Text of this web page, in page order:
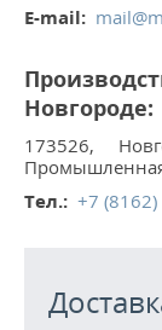
Изготовление
Услуги
Фрезеровка ЧПУ
...
КОНТАКТЫ
E-mail:
Новгороде:
173526,
Тел.: +7